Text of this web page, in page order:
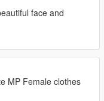
face and
MP Female clothes